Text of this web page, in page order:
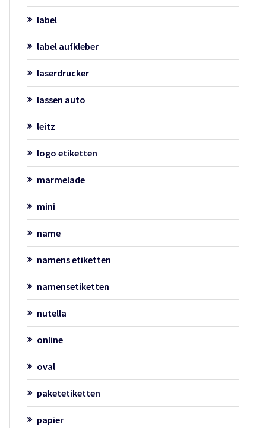
label
label aufkleber
laserdrucker
lassen auto
leitz
logo etiketten
marmelade
mini
name
namens etiketten
namensetiketten
nutella
online
oval
paketetiketten
papier